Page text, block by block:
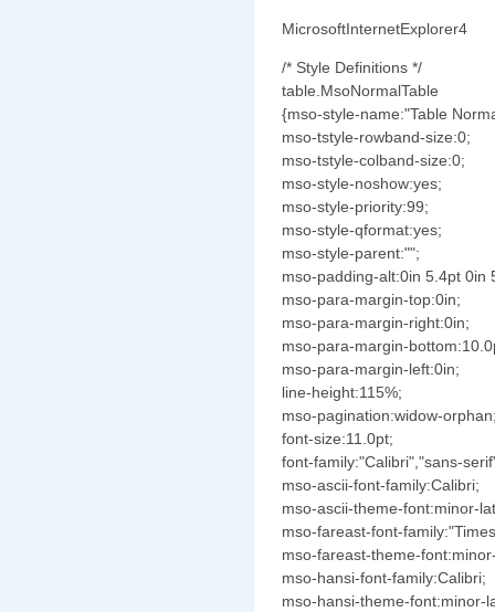
MicrosoftInternetExplorer4
/* Style Definitions */
table.MsoNormalTable
{mso-style-name:"Table
mso-tstyle-rowband-size:0;
mso-tstyle-colband-size:0;
mso-style-noshow:yes;
mso-style-priority:99;
mso-style-qformat:yes;
mso-style-parent:"";
mso-padding-alt:0in 5.4pt 0in
mso-para-margin-top:0in;
mso-para-margin-right:0in;
mso-para-margin-
mso-para-margin-left:0in;
line-height:115%;
mso-pagination:widow-
font-size:11.0pt;
font-family:"Calibri","sans-
mso-ascii-font-family:Calibri;
mso-ascii-theme-font:minor-
mso-fareast-font-
mso-fareast-theme-
mso-hansi-font-family:Calibri;
mso-hansi-theme-font:minor-